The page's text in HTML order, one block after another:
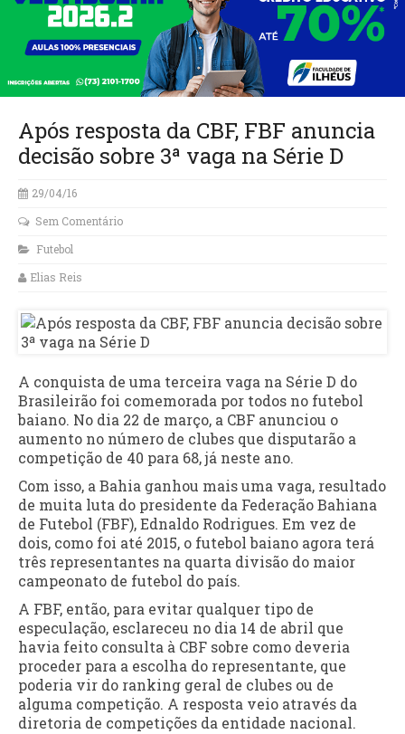
Após resposta da CBF, FBF anuncia
decisão sobre 3ª vaga na Série D
29/04/16
Sem Comentário
Futebol
Elias Reis
A conquista de uma terceira vaga na Série D do
Brasileirão foi comemorada por todos no futebol
baiano. No dia 22 de março, a CBF anunciou o
aumento no número de clubes que disputarão a
competição de 40 para 68, já neste ano.
Com isso, a Bahia ganhou mais uma vaga, resultado
de muita luta do presidente da Federação Bahiana
de Futebol (FBF), Ednaldo Rodrigues. Em vez de
dois, como foi até 2015, o futebol baiano agora terá
três representantes na quarta divisão do maior
campeonato de futebol do país.
A FBF, então, para evitar qualquer tipo de
especulação, esclareceu no dia 14 de abril que
havia feito consulta à CBF sobre como deveria
proceder para a escolha do representante, que
poderia vir do ranking geral de clubes ou de
alguma competição. A resposta veio através da
diretoria de competições da entidade nacional.